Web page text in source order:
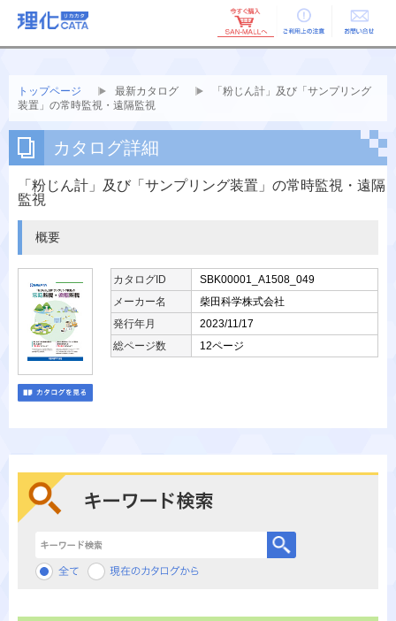
ご利用上の お問い合せ
トップページ 最新カタログ
「粉じん計」及び「サンプリング
装置」の常時監視・遠隔監視
カタログ詳細
「粉じん計」及び「サンプリング装置」の常時監視・遠隔
監視
概要
カタログID
SBK00001_A1508_049
メーカー名
柴田科学株式会社
発行年月
2023/11/17
総ページ数
12ページ
キーワード検索